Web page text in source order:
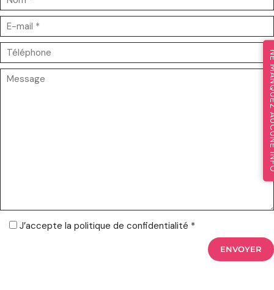
NE
J’accepte la politique de confidentialité *